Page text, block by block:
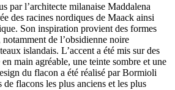
par l’architecte milanaise Maddalena
des racines nordiques de Maack ainsi
Son inspiration provient des formes
de l’obsidienne noire
islandais. L’accent a été mis sur des
main agréable, une teinte sombre et une
du flacon a été réalisé par Bormioli
flacons les plus anciens et les plus